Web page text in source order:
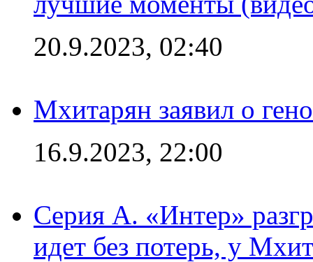
20.9.2023, 02:40
Мхитарян заявил о
16.9.2023, 22:00
Серия А. «Интер»
идет без потерь, у